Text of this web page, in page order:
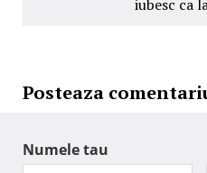
iubesc ca
Posteaza
Numele tau